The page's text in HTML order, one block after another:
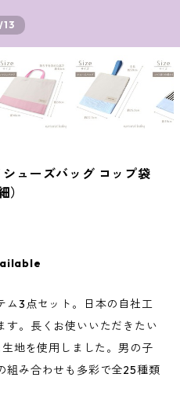
/13
ューズバッグ コップ袋
）
ム3点セット。日本の自社工
す。長くお使いいただきたい
地を使用しました。男の子
組み合わせも多彩で全25種類